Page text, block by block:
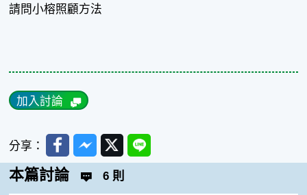
請問小榕照顧方法
加入討論
分享： FacebookMessenger
TwitterLine
本篇討論 6 則